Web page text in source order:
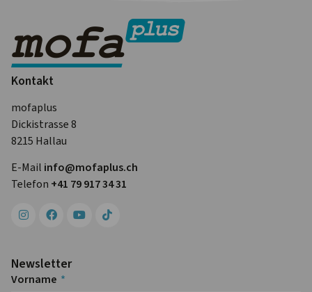
Kontakt
mofaplus
Dickistrasse 8
8215 Hallau
E-Mail info@mofa­plus.ch
Telefon +41 79 917 34 31
Newsletter
Vorname